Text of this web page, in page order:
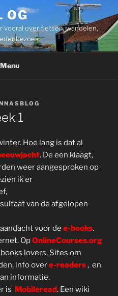
OG
vooral over fietsen, wandelen,
Menu
1
Hoe lang is dat al
. De een klaagt,
weer aangesproken op
ik er
van de afgelopen
voor de e-books.
OpOnlineCourses.org
lovers. Sites om
info overe-readers, en
informatie.
is Mobileread. Een wiki